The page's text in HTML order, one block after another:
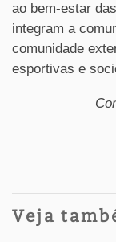
ao bem-estar
integram a
comunidade
esportivas e
Veja